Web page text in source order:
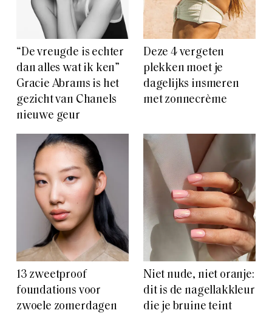
“De vreugde is echter
dan alles wat ik ken”
Gracie Abrams is het
gezicht van Chanels
nieuwe geur
Deze 4 vergeten
plekken moet je
dagelijks insmeren
met zonnecrème
13 zweetproof
foundations voor
zwoele zomerdagen
Niet nude, niet oranje:
dit is de nagellakkleur
die je bruine teint